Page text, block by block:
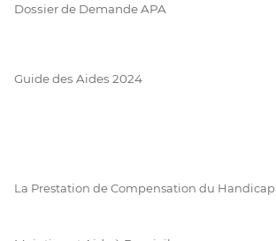
Dossier de Demande APA
Guide des Aides 2024
La Prestation de Compensation du Handicap